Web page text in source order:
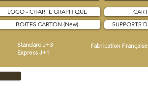
LOGO - CHARTE GRAPHIQUE
BOITES CARTON (New)
SUPPORTS
Standard J+3
Express J+1
Fabrication Française